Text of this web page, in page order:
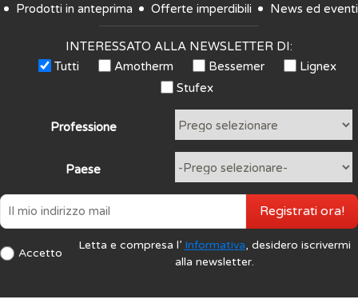
Prodotti in anteprima
Offerte imperdibili News ed eventi
INTERESSATO ALLA NEWSLETTER DI:
Tutti
Amotherm Bessemer
Lignex
Stufex
Professione
Paese
Accetto
Letta e compresa l’ Informativa, desidero iscrivermi
alla newsletter.
Registrati ora!